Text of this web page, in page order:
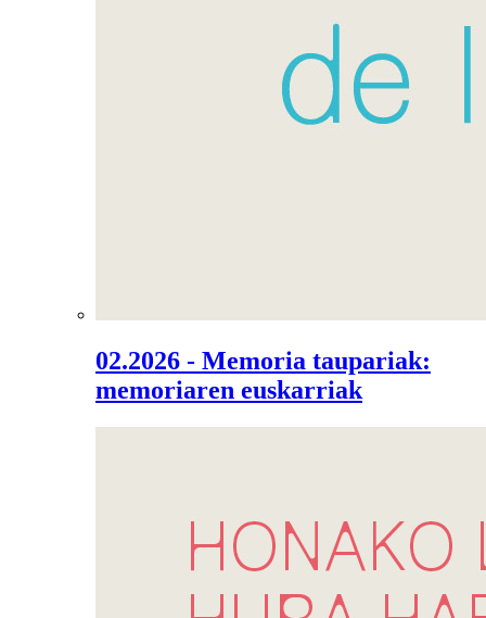
02.2026 - Memoria taupariak:
memoriaren euskarriak